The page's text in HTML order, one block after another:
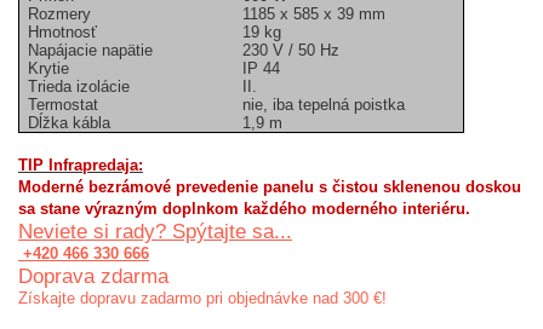
Rozmery
1185 x 585 x 39 mm
Hmotnosť
19 kg
Napájacie napätie
230 V / 50 Hz
Krytie
IP 44
Trieda izolácie
II.
Termostat
nie, iba tepelná poistka
Dĺžka kábla
1,9 m
TIP Infrapredaja:
Moderné bezrámové prevedenie panelu s čistou sklenenou doskou
sa stane výrazným doplnkom každého moderného interiéru.
Neviete si rady? Spýtajte sa...
+420 466 330 666
Doprava zdarma
Získajte dopravu zadarmo pri objednávke nad 300 €!